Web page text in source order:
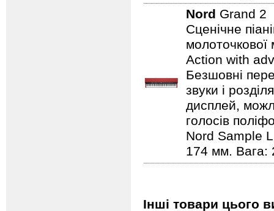
Nord Grand 2
Сценічне
Action with
Безшовні
звуки і
дисплей,
голосів
Nord Sample
174 мм. Вага:
Інші товари цього